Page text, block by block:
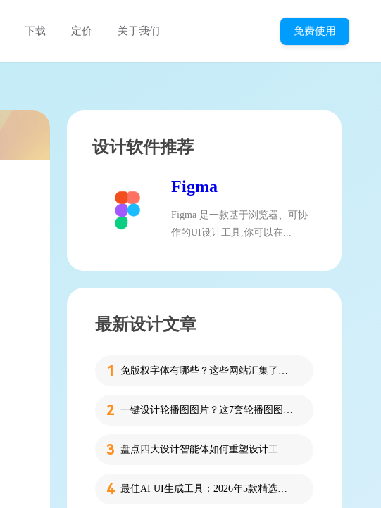
下载 定价 关于我们 免费使用
设计软件推荐
Figma
Figma 是一款基于浏览器、可协
作的UI设计工具,你可以在...
最新设计文章
免版权字体有哪些？这些网站汇集了近百款免版权字体！
一键设计轮播图图片？这7套轮播图图片资源快收藏！
盘点四大设计智能体如何重塑设计工作流
最佳AI UI生成工具：2026年5款精选，新手零代码快速制作界面